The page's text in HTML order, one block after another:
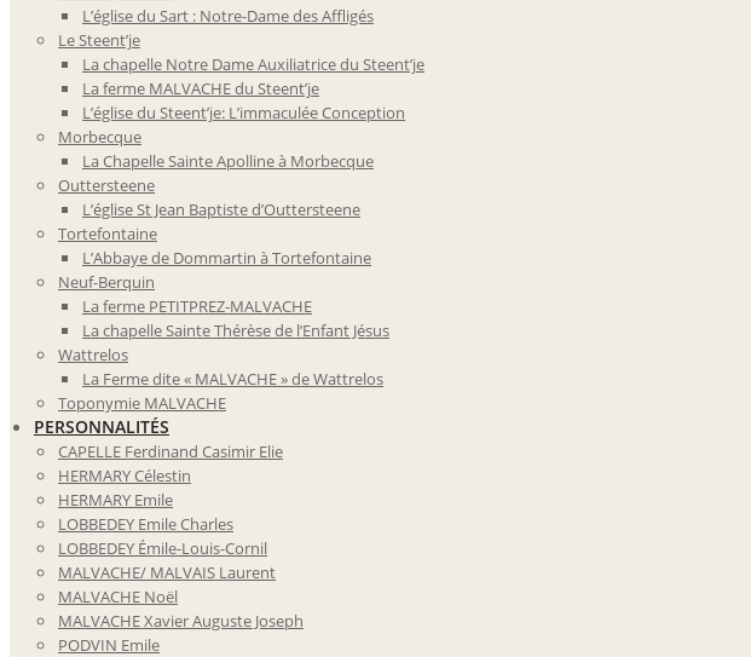
L’église du Sart : Notre-Dame des Affligés
Le Steent’je
La chapelle Notre Dame Auxiliatrice du Steent’je
La ferme MALVACHE du Steent’je
L’église du Steent’je: L’immaculée Conception
Morbecque
La Chapelle Sainte Apolline à Morbecque
Outtersteene
L’église St Jean Baptiste d’Outtersteene
Tortefontaine
L’Abbaye de Dommartin à Tortefontaine
Neuf-Berquin
La ferme PETITPREZ-MALVACHE
La chapelle Sainte Thérèse de l’Enfant Jésus
Wattrelos
La Ferme dite « MALVACHE » de Wattrelos
Toponymie MALVACHE
PERSONNALITÉS
CAPELLE Ferdinand Casimir Elie
HERMARY Célestin
HERMARY Emile
LOBBEDEY Emile Charles
LOBBEDEY Émile-Louis-Cornil
MALVACHE/ MALVAIS Laurent
MALVACHE Noël
MALVACHE Xavier Auguste Joseph
PODVIN Emile